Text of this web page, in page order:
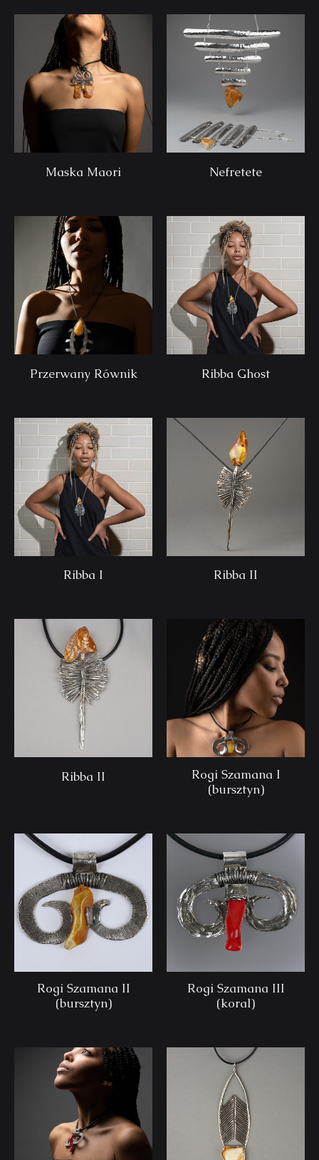
Maska Maori Nefretete
Przerwany Równik Ribba Ghost
Ribba I Ribba II
Ribba II
Rogi Szamana I
(bursztyn)
Rogi Szamana II
(bursztyn)
Rogi Szamana III
(koral)